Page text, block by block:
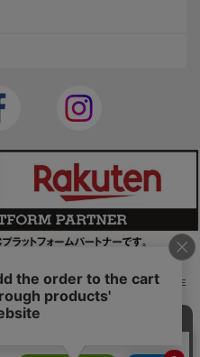
断での複製・転載を禁止します。
Rakuten Group, Inc. ALL RIGHTS RE